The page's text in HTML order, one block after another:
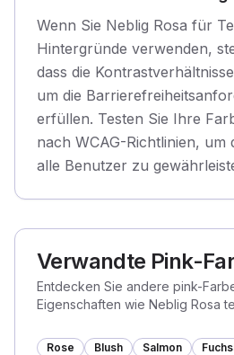
Wenn Sie Neblig Rosa für
Hintergründe verwenden,
dass die
um die
erfüllen. Testen Sie Ihre
nach WCAG-Richtlinien, um
alle Benutzer zu
Verwandte Pink-
Entdecken Sie andere pink-
Eigenschaften wie Neblig Rosa
Rose Blush Salmon